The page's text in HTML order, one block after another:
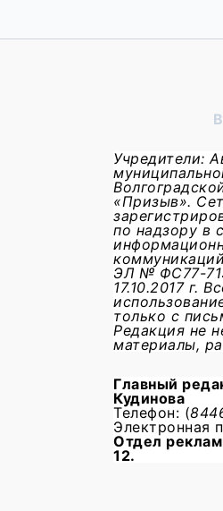
Учредители:
«Призыв».
по надзору в
ЭЛ № ФС77-
17.10.2017 г.
только с
Редакция не
материалы,
Главный
Кудинова
Телефон: (
Электронная
Отдел
12.